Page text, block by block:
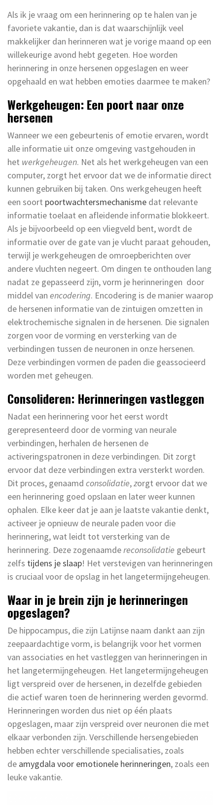
Als ik je vraag om een herinnering op te halen van je
favoriete vakantie, dan is dat waarschijnlijk veel
makkelijker dan herinneren wat je vorige maand op een
willekeurige avond hebt gegeten. Hoe worden
herinnering in onze hersenen opgeslagen en weer
opgehaald en wat hebben emoties daarmee te maken?
Werkgeheugen: Een poort naar onze
hersenen
Wanneer we een gebeurtenis of emotie ervaren, wordt
alle informatie uit onze omgeving vastgehouden in
het werkgeheugen. Net als het werkgeheugen van een
computer, zorgt het ervoor dat we de informatie direct
kunnen gebruiken bij taken. Ons werkgeheugen heeft
een soort poortwachtersmechanisme dat relevante
informatie toelaat en afleidende informatie blokkeert.
Als je bijvoorbeeld op een vliegveld bent, wordt de
informatie over de gate van je vlucht paraat gehouden,
terwijl je werkgeheugen de omroepberichten over
andere vluchten negeert. Om dingen te onthouden lang
nadat ze gepasseerd zijn, vorm je herinneringen door
middel van encodering. Encodering is de manier waarop
de hersenen informatie van de zintuigen omzetten in
elektrochemische signalen in de hersenen. Die signalen
zorgen voor de vorming en versterking van de
verbindingen tussen de neuronen in onze hersenen.
Deze verbindingen vormen de paden die geassocieerd
worden met geheugen.
Consolideren: Herinneringen vastleggen
Nadat een herinnering voor het eerst wordt
gerepresenteerd door de vorming van neurale
verbindingen, herhalen de hersenen de
activeringspatronen in deze verbindingen. Dit zorgt
ervoor dat deze verbindingen extra versterkt worden.
Dit proces, genaamd consolidatie,zorgt ervoor dat we
een herinnering goed opslaan en later weer kunnen
ophalen. Elke keer dat je aan je laatste vakantie denkt,
activeer je opnieuw de neurale paden voor die
herinnering, wat leidt tot versterking van de
herinnering. Deze zogenaamdereconsolidatie gebeurt
zelfs tijdens je slaap! Het verstevigen van herinneringen
is cruciaal voor de opslag in het langetermijngeheugen.
Waar in je brein zijn je herinneringen
opgeslagen?
De hippocampus, die zijn Latijnse naam dankt aan zijn
zeepaardachtige vorm, is belangrijk voor het vormen
van associaties en het vastleggen van herinneringen in
het langetermijngeheugen. Het langetermijngeheugen
ligt verspreid over de hersenen, in dezelfde gebieden
die actief waren toen de herinnering werden gevormd.
Herinneringen worden dus niet op één plaats
opgeslagen, maar zijn verspreid over neuronen die met
elkaar verbonden zijn. Verschillende hersengebieden
hebben echter verschillende specialisaties, zoals
de amygdala voor emotionele herinneringen, zoals een
leuke vakantie.